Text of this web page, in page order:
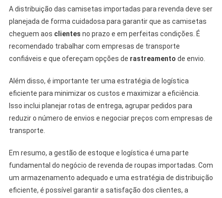
A distribuição das camisetas importadas para revenda deve ser
planejada de forma cuidadosa para garantir que as camisetas
cheguem aos clientes no prazo e em perfeitas condições. É
recomendado trabalhar com empresas de transporte
confiáveis e que ofereçam opções de rastreamento de envio.
Além disso, é importante ter uma estratégia de logística
eficiente para minimizar os custos e maximizar a eficiência.
Isso inclui planejar rotas de entrega, agrupar pedidos para
reduzir o número de envios e negociar preços com empresas de
transporte.
Em resumo, a gestão de estoque e logística é uma parte
fundamental do negócio de revenda de roupas importadas. Com
um armazenamento adequado e uma estratégia de distribuição
eficiente, é possível garantir a satisfação dos clientes, a